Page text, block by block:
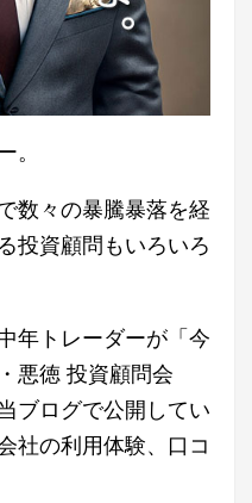
。
数々の暴騰暴落を経
投資顧問もいろいろ
年トレーダーが「今
悪徳 投資顧問会
ブログで公開してい
社の利用体験、口コ